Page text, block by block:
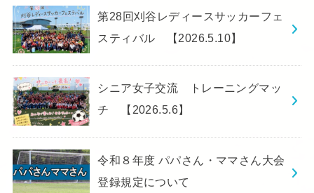
第28回刈谷レディースサッカーフェ
スティバル 【2026.5.10】
シニア女子交流 トレーニングマッ
チ 【2026.5.6】
令和８年度 パパさん・ママさん大会
登録規定について